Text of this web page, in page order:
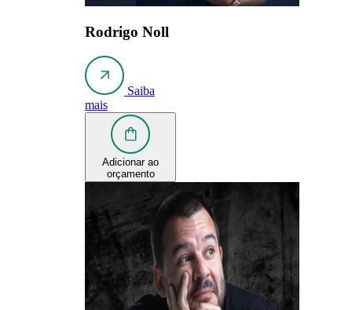
Rodrigo Noll
Saiba
mais
Adicionar ao
orçamento